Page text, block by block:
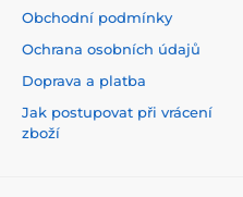
VOC i GREENGUARD
zdravotní nezávadnost.
Obchodní podmínky
Ochrana osobních údajů
Doprava a platba
Jak postupovat při vrácení
zboží